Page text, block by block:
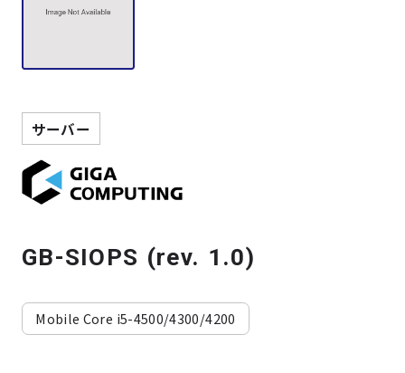
よくある質問
採用情報
会社案内
サーバー
GB-SIOPS (rev. 1.0)
Mobile Core i5-4500/4300/4200